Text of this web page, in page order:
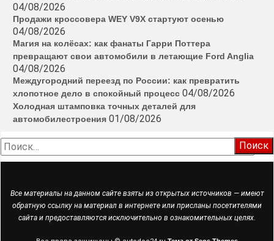
04/08/2026
Продажи кроссовера WEY V9X стартуют осенью
04/08/2026
Магия на колёсах: как фанаты Гарри Поттера
превращают свои автомобили в летающие Ford Anglia
04/08/2026
Междугородний переезд по России: как превратить
хлопотное дело в спокойный процесс 04/08/2026
Холодная штамповка точных деталей для
автомобилестроения 01/08/2026
Найти:
Все материалы на данном сайте взяты из открытых источников — имеют
обратную ссылку на материал в интернете или присланы посетителями
сайта и предоставляются исключительно в ознакомительных целях.